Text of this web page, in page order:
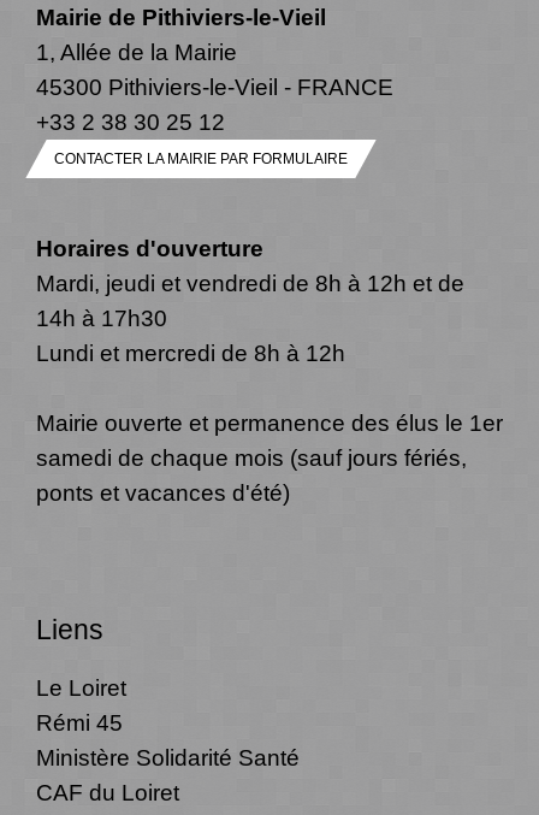
Mairie de Pithiviers-le-Vieil
1, Allée de la Mairie
45300 Pithiviers-le-Vieil - FRANCE
+33 2 38 30 25 12
CONTACTER LA MAIRIE PAR FORMULAIRE
Horaires d'ouverture
Mardi, jeudi et vendredi de 8h à 12h et de
14h à 17h30
Lundi et mercredi de 8h à 12h
Mairie ouverte et permanence des élus le 1er
samedi de chaque mois (sauf jours fériés,
ponts et vacances d'été)
Liens
Le Loiret
Rémi 45
Ministère Solidarité Santé
CAF du Loiret